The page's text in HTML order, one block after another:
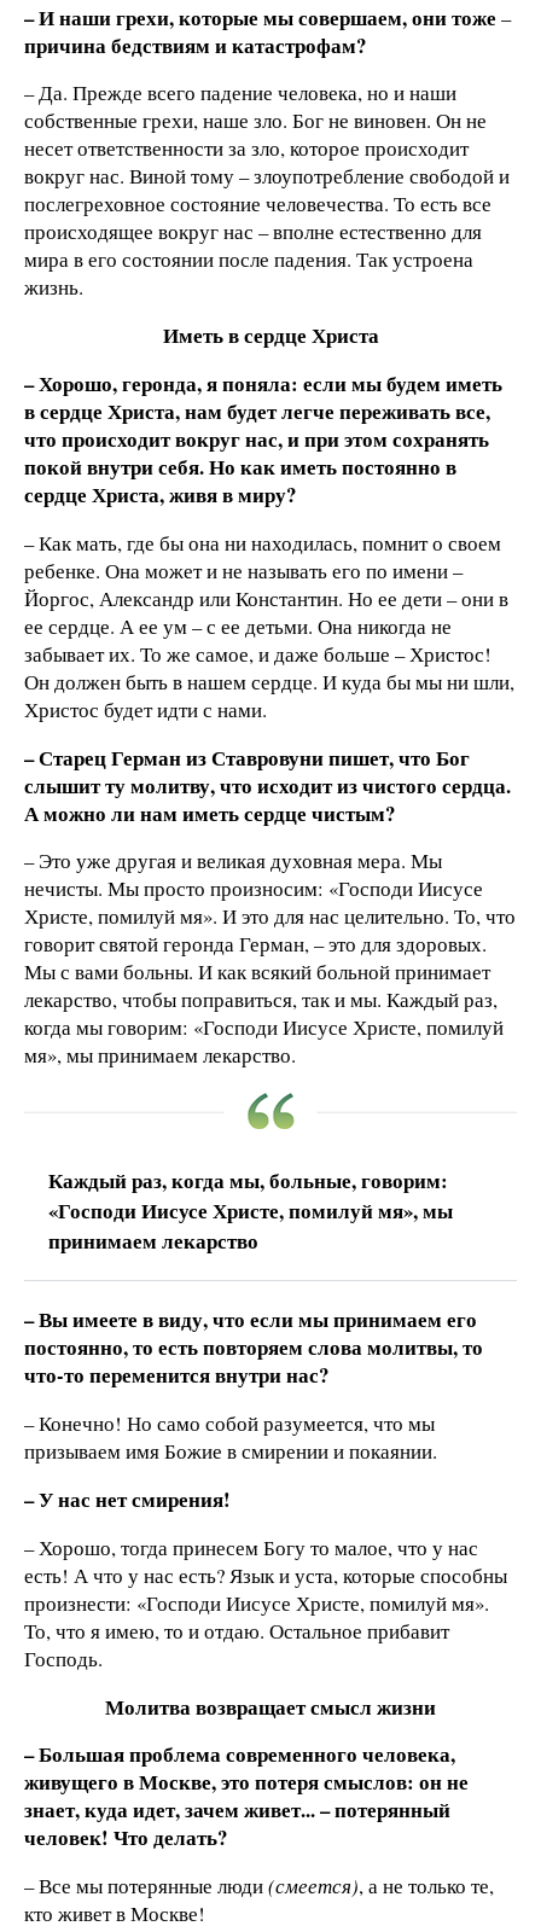
– И наши грехи, которые мы совершаем, они тоже –
причина бедствиям и катастрофам?
– Да. Прежде всего падение человека, но и наши
собственные грехи, наше зло. Бог не виновен. Он не
несет ответственности за зло, которое происходит
вокруг нас. Виной тому – злоупотребление свободой и
послегреховное состояние человечества. То есть все
происходящее вокруг нас – вполне естественно для
мира в его состоянии после падения. Так устроена
жизнь.
Иметь в сердце Христа
– Хорошо, геронда, я поняла: если мы будем иметь
в сердце Христа, нам будет легче переживать все,
что происходит вокруг нас, и при этом сохранять
покой внутри себя. Но как иметь постоянно в
сердце Христа, живя в миру?
– Как мать, где бы она ни находилась, помнит о своем
ребенке. Она может и не называть его по имени –
Йоргос, Александр или Константин. Но ее дети – они в
ее сердце. А ее ум – с ее детьми. Она никогда не
забывает их. То же самое, и даже больше – Христос!
Он должен быть в нашем сердце. И куда бы мы ни шли,
Христос будет идти с нами.
– Старец Герман из Ставровуни пишет, что Бог
слышит ту молитву, что исходит из чистого сердца.
А можно ли нам иметь сердце чистым?
– Это уже другая и великая духовная мера. Мы
нечисты. Мы просто произносим: «Господи Иисусе
Христе, помилуй мя». И это для нас целительно. То, что
говорит святой геронда Герман, – это для здоровых.
Мы с вами больны. И как всякий больной принимает
лекарство, чтобы поправиться, так и мы. Каждый раз,
когда мы говорим: «Господи Иисусе Христе, помилуй
мя», мы принимаем лекарство.
Каждый раз, когда мы, больные, говорим:
«Господи Иисусе Христе, помилуй мя», мы
принимаем лекарство
– Вы имеете в виду, что если мы принимаем его
постоянно, то есть повторяем слова молитвы, то
что-то переменится внутри нас?
– Конечно! Но само собой разумеется, что мы
призываем имя Божие в смирении и покаянии.
– У нас нет смирения!
– Хорошо, тогда принесем Богу то малое, что у нас
есть! А что у нас есть? Язык и уста, которые способны
произнести: «Господи Иисусе Христе, помилуй мя».
То, что я имею, то и отдаю. Остальное прибавит
Господь.
Молитва возвращает смысл жизни
– Большая проблема современного человека,
живущего в Москве, это потеря смыслов: он не
знает, куда идет, зачем живет... – потерянный
человек! Что делать?
– Все мы потерянные люди(смеется), а не только те,
кто живет в Москве!